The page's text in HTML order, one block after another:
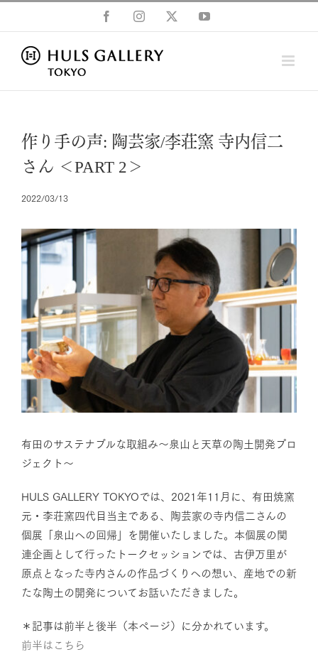
to
content
FacebookInstagram YouTube
作り手の声: 陶芸家/李荘窯 寺内信二
さん ＜PART 2＞
2022/03/13
View
Larger
有田のサステナブルな取組み～泉山と天草の陶土開発プロ
ジェクト～
HULS GALLERY TOKYOでは、2021年11月に、有田焼窯
元・李荘窯四代目当主である、陶芸家の寺内信二さんの
個展「泉山への回帰」を開催いたしました。本個展の関
連企画として行ったトークセッションでは、古伊万里が
原点となった寺内さんの作品づくりへの想い、産地での新
たな陶土の開発についてお話いただきました。
＊記事は前半と後半（本ページ）に分かれています。
前半はこちら